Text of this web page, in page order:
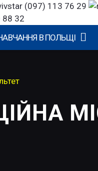
(097) 113 76 29
88 32
В ПОЛЬЩІ